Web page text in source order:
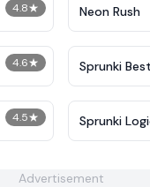
4.8★ Neon Rush
4.6★
Sprunki
Slaughter
4.5★ Sprunki
Advertisement